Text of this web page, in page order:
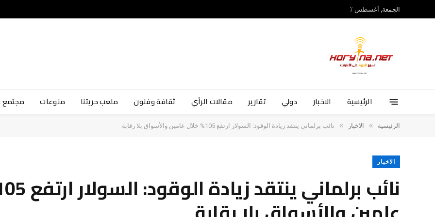
الجمعة, أغسطس 7
الرئيسية الاخبار دولي تقارير مقالات الرأي ثقافة وفنون ملعب حريتنا منوعات
الرئيسية » الاخبار » نائب برلماني ينتقد زيادة الوقود: السولار ارتفع 105% خلال عامين والأسواق بلا رقابة
الاخبار